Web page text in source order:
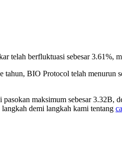
telah berfluktuasi sebesar 3.61%,
tahun, BIO Protocol telah menurun
maksimum sebesar 3.32B,
langkah demi langkah kami tentang